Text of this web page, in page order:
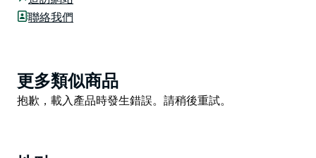
Bridge 超過 4 公里。
街。計劃完成兩條人行道之間的未來連接。
聯絡我們
Product
List
更多類似商品
Product
抱歉，載入產品時發生錯誤。請稍後重試。